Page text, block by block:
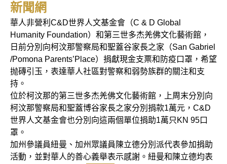
新聞網
華人非營利C&D世界人文基金會（C & D Global
Humanity Foundation）和第三世多杰羌佛文化藝術館，
日前分別向柯汶那警察局和聖蓋谷家長之家（San Gabriel
/Pomona Parents’Place）捐獻現金支票和防疫口罩，希望
抛磚引玉，表達華人社區對警察和弱勢族群的關注和支
持。
位於柯汶那的第三世多杰羌佛文化藝術館，上周末分別向
柯汶那警察局和聖蓋博谷家長之家分別捐款1萬元，C&D
世界人文基金會也分別向這兩個單位捐助1萬只KN 95口
罩。
加州參議員紐曼、加州眾議員陳立德分別派代表參加捐助
活動，並對華人的善心義舉表示感謝。紐曼和陳立德均表